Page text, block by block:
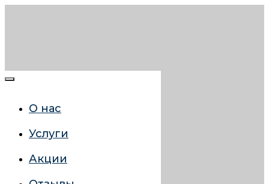
О нас
Услуги
Акции